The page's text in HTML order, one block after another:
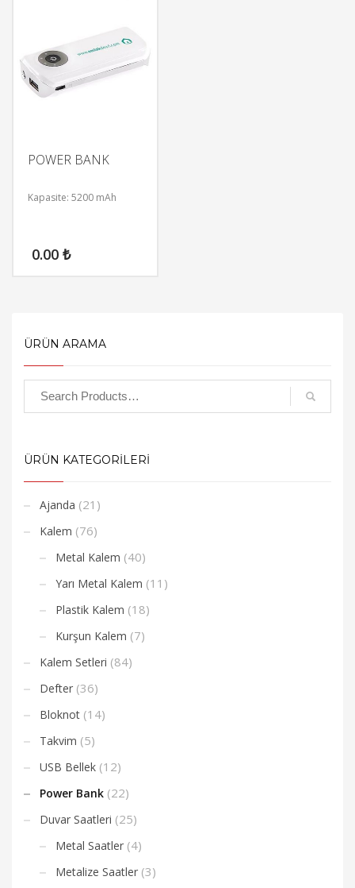
POWER BANK
Kapasite: 5200 mAh
0.00 ₺
ÜRÜN ARAMA
ÜRÜN KATEGORİLERİ
Ajanda (21)
Kalem (76)
Metal Kalem (40)
Yarı Metal Kalem (11)
Plastik Kalem (18)
Kurşun Kalem (7)
Kalem Setleri (84)
Defter (36)
Bloknot (14)
Takvim (5)
USB Bellek (12)
Power Bank (22)
Duvar Saatleri (25)
Metal Saatler (4)
Metalize Saatler (3)